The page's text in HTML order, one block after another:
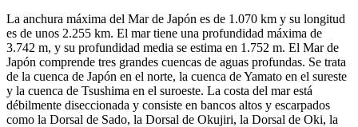
La anchura máxima del Mar de Japón es de 1.070 km y su longitud
es de unos 2.255 km. El mar tiene una profundidad máxima de
3.742 m, y su profundidad media se estima en 1.752 m. El Mar de
Japón comprende tres grandes cuencas de aguas profundas. Se trata
de la cuenca de Japón en el norte, la cuenca de Yamato en el sureste
y la cuenca de Tsushima en el suroeste. La costa del mar está
débilmente diseccionada y consiste en bancos altos y escarpados
como la Dorsal de Sado, la Dorsal de Okujiri, la Dorsal de Oki, la